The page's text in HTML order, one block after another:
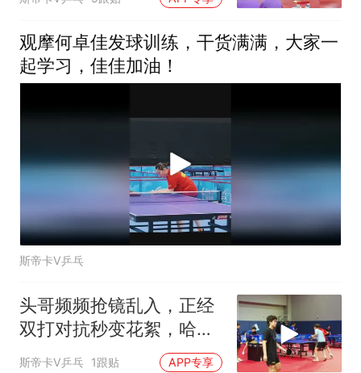
观摩何卓佳发球训练，干货满满，大家一
起学习，佳佳加油！
斯帝卡V乒乓
头哥频频抢镜乱入，正经
双打对抗秒变花絮，哈
哈，大家一起加油！
斯帝卡V乒乓 1跟贴 APP专享